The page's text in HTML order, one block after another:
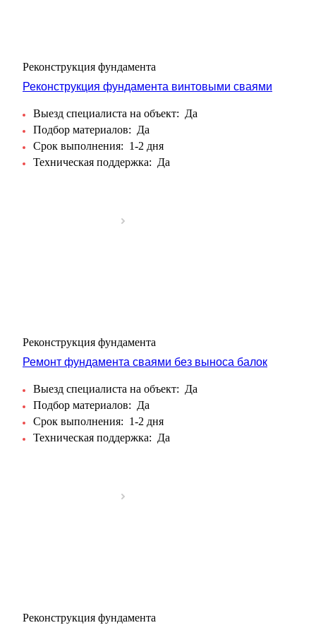
Реконструкция фундамента
Реконструкция фундамента винтовыми сваями
Выезд специалиста на объект: Да
Подбор материалов: Да
Срок выполнения: 1-2 дня
Техническая поддержка: Да
Реконструкция фундамента
Ремонт фундамента сваями без выноса балок
Выезд специалиста на объект: Да
Подбор материалов: Да
Срок выполнения: 1-2 дня
Техническая поддержка: Да
Реконструкция фундамента